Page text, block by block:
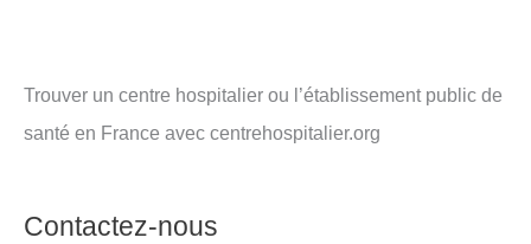
Trouver un centre hospitalier ou l’établissement public de
santé en France avec centrehospitalier.org
Contactez-nous